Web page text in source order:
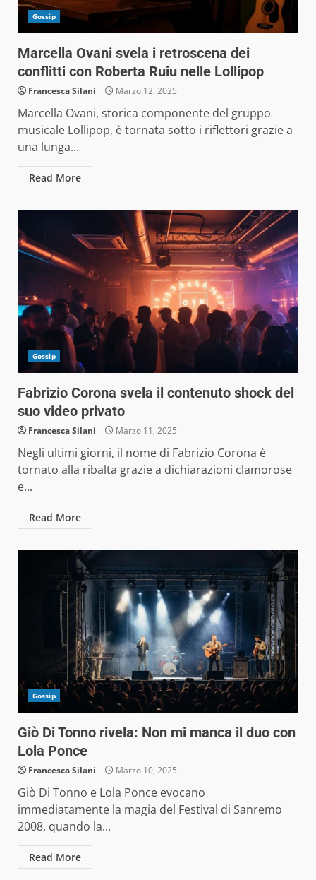
Gossip
Marcella Ovani svela i retroscena dei
conflitti con Roberta Ruiu nelle Lollipop
Francesca Silani Marzo 12, 2025
Marcella Ovani, storica componente del gruppo
musicale Lollipop, è tornata sotto i riflettori grazie a
una lunga...
Read More
Gossip
Fabrizio Corona svela il contenuto shock del
suo video privato
Francesca Silani Marzo 11, 2025
Negli ultimi giorni, il nome di Fabrizio Corona è
tornato alla ribalta grazie a dichiarazioni clamorose
e...
Read More
Gossip
Giò Di Tonno rivela: Non mi manca il duo con
Lola Ponce
Francesca Silani Marzo 10, 2025
Giò Di Tonno e Lola Ponce evocano
immediatamente la magia del Festival di Sanremo
2008, quando la...
Read More